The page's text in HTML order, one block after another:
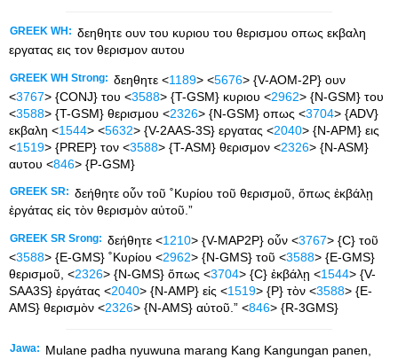
GREEK WH: δεηθητε ουν του κυριου του θερισμου οπως εκβαλη
εργατας εις τον θερισμον αυτου
GREEK WH Strong: δεηθητε <1189> <5676> {V-AOM-2P} ουν
<3767> {CONJ} του <3588> {T-GSM} κυριου <2962> {N-GSM} του
<3588> {T-GSM} θερισμου <2326> {N-GSM} οπως <3704> {ADV}
εκβαλη <1544> <5632> {V-2AAS-3S} εργατας <2040> {N-APM} εις
<1519> {PREP} τον <3588> {T-ASM} θερισμον <2326> {N-ASM}
αυτου <846> {P-GSM}
GREEK SR: δεήθητε οὖν τοῦ ˚Κυρίου τοῦ θερισμοῦ, ὅπως ἐκβάλῃ
ἐργάτας εἰς τὸν θερισμὸν αὐτοῦ.”
GREEK SR Srong: δεήθητε <1210> {V-MAP2P} οὖν <3767> {C} τοῦ
<3588> {E-GMS} ˚Κυρίου <2962> {N-GMS} τοῦ <3588> {E-GMS}
θερισμοῦ, <2326> {N-GMS} ὅπως <3704> {C} ἐκβάλῃ <1544> {V-
SAA3S} ἐργάτας <2040> {N-AMP} εἰς <1519> {P} τὸν <3588> {E-
AMS} θερισμὸν <2326> {N-AMS} αὐτοῦ.” <846> {R-3GMS}
Jawa:
Mulane padha nyuwuna marang Kang Kangungan panen,